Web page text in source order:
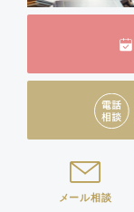
メール相談